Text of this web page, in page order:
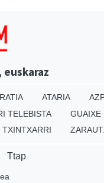
ATARIA
TELEBISTA
GUAIXE
TXINTXARRI
Ttap